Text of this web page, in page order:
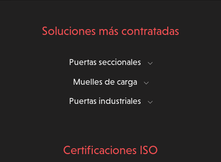
Soluciones más contratadas
Puertas seccionales
Muelles de carga
Puertas industriales
Certificaciones ISO